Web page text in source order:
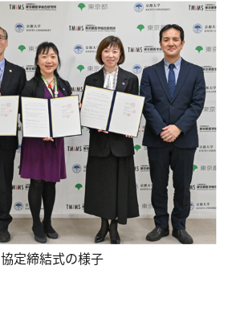
協定締結式の様子